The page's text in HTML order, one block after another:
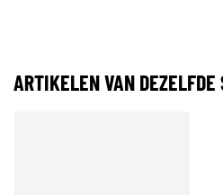
ARTIKELEN VAN DEZELFDE